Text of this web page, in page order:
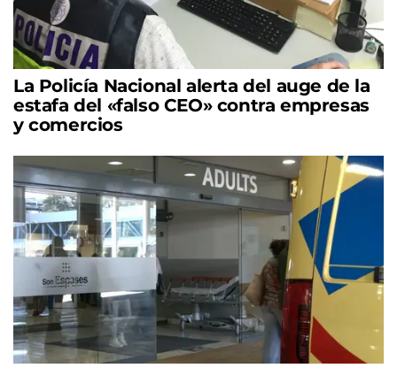
La Policía Nacional alerta del auge de la
estafa del «falso CEO» contra empresas
y comercios